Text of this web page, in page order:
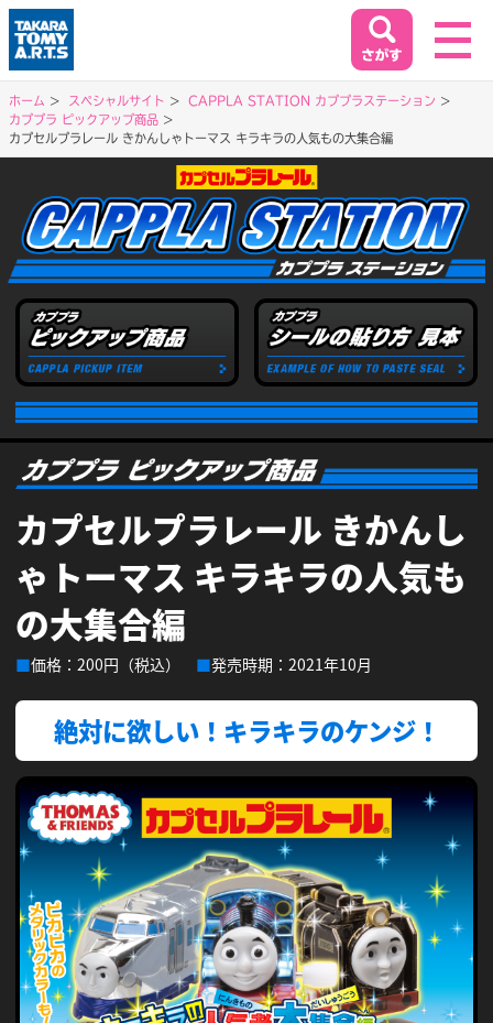
ホーム
商品情報
PRODUCT
イベント&キャンペーン
EVENT&CAMPAIGN
お客様相談室
SUPPORT
会社情報 採用情報
プレスリリース
ビジネスのお客様
閉じる
閉じる
ホーム スペシャルサイト
CAPPLA STATION カププラステーション
カププラ ピックアップ商品
カプセルプラレール きかんしゃトーマス キラキラの人気もの大集合編
カプセルプラレール きかんし
ゃトーマス キラキラの人気も
の大集合編
価格：200円（税込） 発売時期：2021年10月
絶対に欲しい！キラキラのケンジ！